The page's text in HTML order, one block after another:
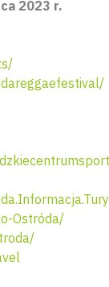
2023 r.
Ostróda/